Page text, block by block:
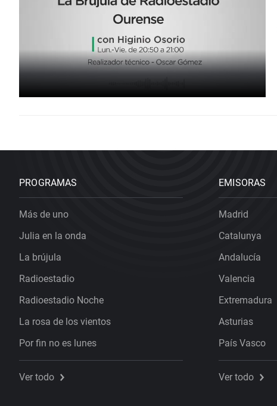
PROGRAMAS
Más de uno
Julia en la onda
La brújula
Radioestadio
Radioestadio Noche
La rosa de los vientos
Por fin no es lunes
Ver todo
EMISORAS
Madrid
Catalunya
Andalucía
Valencia
Extremadura
Asturias
País Vasco
Ver todo